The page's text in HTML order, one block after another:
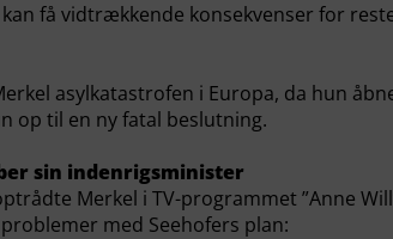
få vidtrækkende konsekvenser for
asylkatastrofen i Europa, da hun
op til en ny fatal beslutning.
sin indenrigsminister
Merkel i TV-programmet ”Anne
med Seehofers plan: